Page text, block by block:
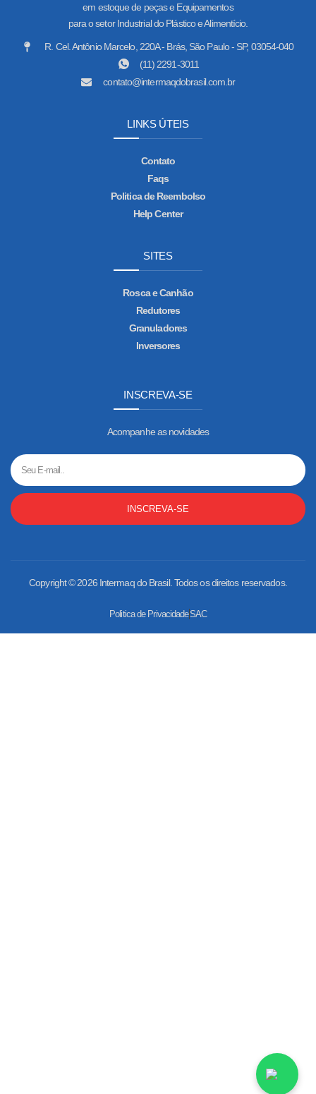
em estoque de peças e Equipamentos
para o setor Industrial do Plástico e Alimentício.
R. Cel. Antônio Marcelo, 220A - Brás, São Paulo - SP, 03054-040
(11) 2291-3011
contato@intermaqdobrasil.com.br
LINKS ÚTEIS
Contato
Faqs
Politica de Reembolso
Help Center
SITES
Rosca e Canhão
Redutores
Granuladores
Inversores
INSCREVA-SE
Acompanhe as novidades
INSCREVA-SE
Copyright © 2026 Intermaq do Brasil. Todos os direitos reservados.
Politica de PrivacidadeSAC